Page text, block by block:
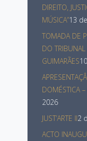
DIREITO,
MÚSICA”13
TOMADA DE
DO
GUIMARÃES
DOMÉSTICA
2026
JUST’ARTE II2
ACTO